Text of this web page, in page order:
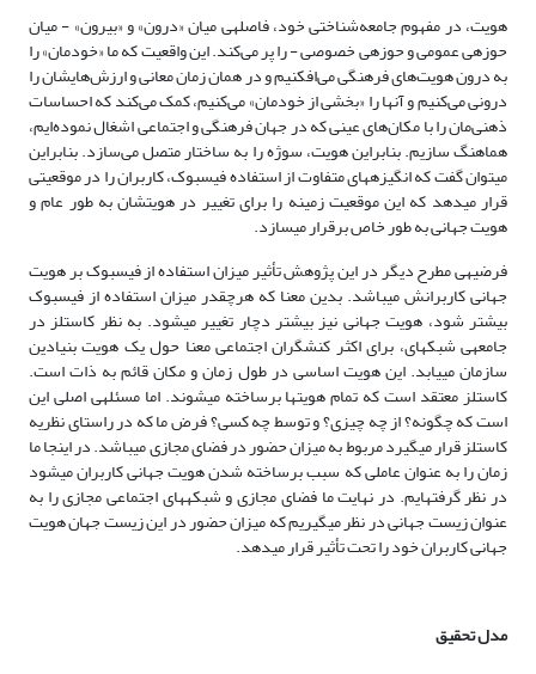
هویت، در مفهوم جامعه‌شناختی خود، فاصله­ی میان «درون» و «بیرون» - میان
حوزه­ی عمومی و حوزه­ی خصوصی - را پر می‌کند. این واقعیت که ما «خودمان» را
به درون هویت‌های فرهنگی می‌افکنیم و در همان زمان معانی و ارزش‌هایشان را
درونی می‌کنیم و آن­ها را «بخشی از خودمان» می‌کنیم، کمک می‌کند که احساسات
ذهنی‌مان را با مکان‌های عینی که در جهان فرهنگی و اجتماعی اشغال نموده‌ایم،
هماهنگ سازیم. بنابراین هویت، سوژه را به ساختار متصل می‌سازد. بنابراین
می­توان گفت که انگیزه­های متفاوت از استفاده فیس­بوک، کاربران را در موقعیتی
قرار می­دهد که این موقعیت زمینه را برای تغییر در هویت­شان به طور عام و
هویت جهانی به طور خاص برقرار می­سازد.
فرضیه­ی مطرح دیگر در این پژوهش تأثیر میزان استفاده از فیس­بوک بر هویت
جهانی کاربرانش می­باشد. بدین معنا که هرچقدر میزان استفاده از فیس­بوک
بیشتر شود، هویت جهانی نیز بیشتر دچار تغییر می­شود. به نظر کاستلز در
جامعه­ی شبکه‏ای،‏ برای اکثر کنشگران اجتماعی معنا حول یک هویت بنیادین
سازمان می‏یابد. این هویت اساسی در طول زمان و مکان قائم به ذات است.
کاستلز معتقد است که تمام هویت­ها برساخته می‏شوند. اما مسئله­ی اصلی این
است که چگونه؟‏ از چه چیزی؟ و‏ توسط چه کسی؟ فرض ما که در راستای نظریه
کاستلز قرار می­گیرد مربوط به میزان حضور در فضای مجازی می­باشد. در اینجا ما
زمان را به عنوان عاملی که سبب برساخته شدن هویت جهانی کاربران می­شود
در نظر گرفته­ایم. در نهایت ما فضای مجازی و شبکه­های اجتماعی مجازی را به
عنوان زیست جهانی در نظر می­گیریم که میزان حضور در این زیست جهان هویت
جهانی کاربران خود را تحت تأثیر قرار می­دهد.
مدل تحقیق